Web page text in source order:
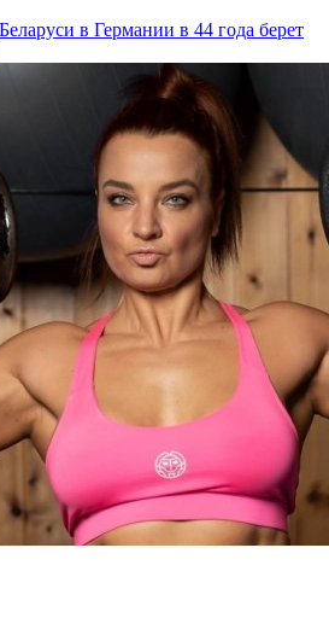
в Германии в 44 года берет